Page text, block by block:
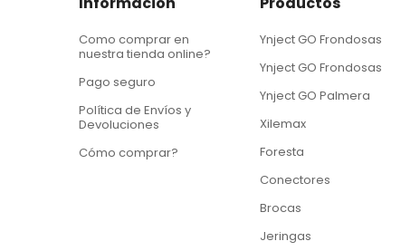
Como comprar en
nuestra tienda online?
Pago seguro
Política de Envíos y
Devoluciones
Cómo comprar?
Ynject GO Frondosas
Ynject GO Frondosas
Ynject GO Palmera
Xilemax
Foresta
Conectores
Brocas
Jeringas